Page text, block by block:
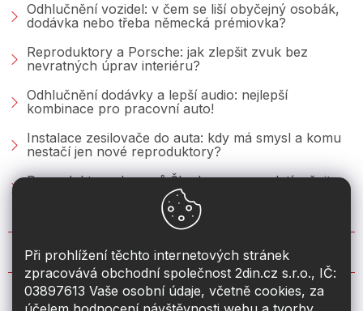
Při prohlížení těchto internetových stránek
zpracovává obchodní společnost 2din.cz s.r.o., IČ:
03897613 Vaše osobní údaje, včetně cookies, za
Odhlučnění vozidel: v čem se liší obyčejný osobák,
dodávka nebo třeba německá prémiovka?
Reproduktory a Porsche: jak zlepšit zvuk bez
nevratných úprav interiéru?
Odhlučnění dodávky a lepší audio: nejlepší
kombinace pro pracovní auto!
Instalace zesilovače do auta: kdy má smysl a komu
nestačí jen nové reproduktory?
Reproduktory do vozů Škoda: co se vyplatí měnit u
Fabie, Octavie a Superbu?
KONTAKT
info@2din.cz